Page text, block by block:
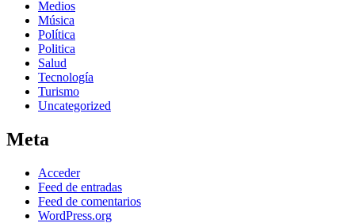
Medios
Música
Política
Politica
Salud
Tecnología
Turismo
Uncategorized
Meta
Acceder
Feed de entradas
Feed de comentarios
WordPress.org